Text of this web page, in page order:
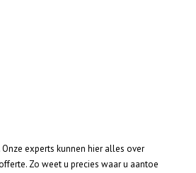
experts kunnen hier alles over
Zo weet u precies waar u aantoe